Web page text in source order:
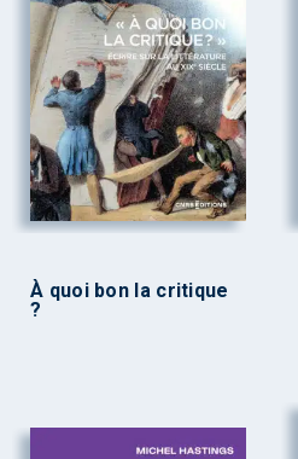
À quoi bon la critique
?